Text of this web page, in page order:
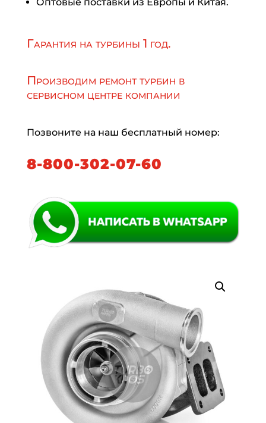
Оптовые поставки из Европы и Китая.
Гарантия на турбины 1 год.
Производим ремонт турбин в
сервисном центре компании
Позвоните на наш бесплатный номер:
8-800-302-07-60